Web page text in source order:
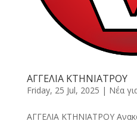
ΑΓΓΕΛΙΑ ΚΤΗΝΙΑΤΡΟΥ
Friday, 25 Jul, 2025 | Νέα
ΑΓΓΕΛΙΑ ΚΤΗΝΙΑΤΡΟΥ